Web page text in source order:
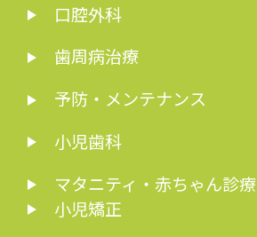
口腔外科
歯周病治療
予防・メンテナンス
小児歯科
マタニティ・赤ちゃん診療
小児矯正